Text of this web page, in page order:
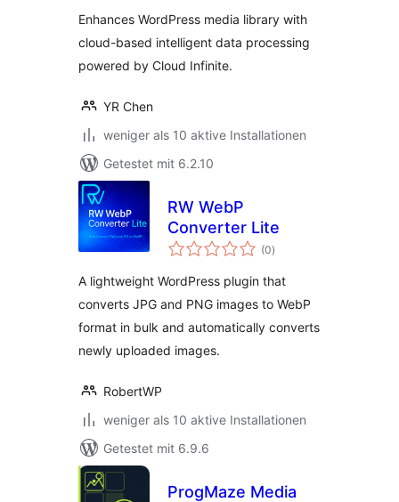
Enhances WordPress media library with
cloud-based intelligent data processing
powered by Cloud Infinite.
YR Chen
weniger als 10 aktive Installationen
Getestet mit 6.2.10
RW WebP
Converter Lite
(0Bewertungen
insgesamt
)
A lightweight WordPress plugin that
converts JPG and PNG images to WebP
format in bulk and automatically converts
newly uploaded images.
RobertWP
weniger als 10 aktive Installationen
Getestet mit 6.9.6
ProgMaze Media